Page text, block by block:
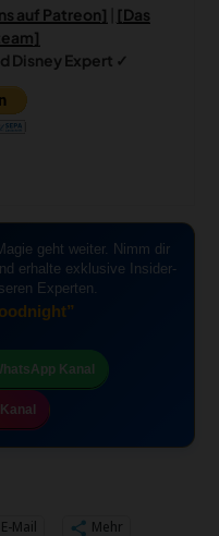
auf Patreon]
[Das
Disney Expert ✓
geht weiter. Nimm dir
erhalte exklusive Insider-
Experten.
Kanal
E-Mail Mehr